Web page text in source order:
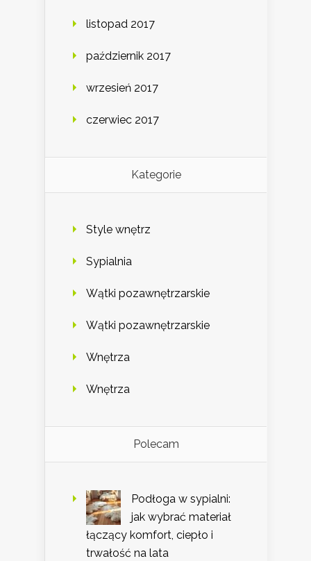
listopad 2017
październik 2017
wrzesień 2017
czerwiec 2017
Kategorie
Style wnętrz
Sypialnia
Wątki pozawnętrzarskie
Wątki pozawnętrzarskie
Wnętrza
Wnętrza
Polecam
Podłoga w sypialni:
jak wybrać materiał
łączący komfort, ciepło i
trwałość na lata